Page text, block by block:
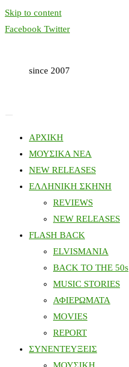
Skip to content
Facebook Twitter
since 2007
ΑΡΧΙΚΗ
ΜΟΥΣΙΚΑ ΝΕΑ
NEW RELEASES
ΕΛΛΗΝΙΚΗ ΣΚΗΝΗ
REVIEWS
NEW RELEASES
FLASH BACK
ELVISMANIA
BACK TO THE 50s
MUSIC STORIES
ΑΦΙΕΡΩΜΑΤΑ
MOVIES
REPORT
ΣΥΝΕΝΤΕΥΞΕΙΣ